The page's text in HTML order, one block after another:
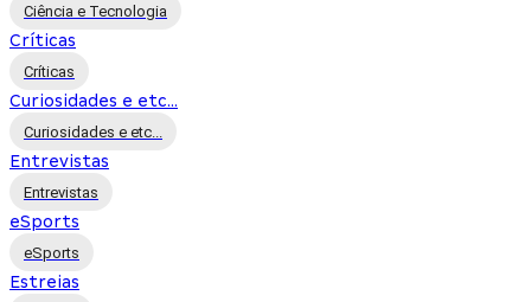
Ciência e Tecnologia
Críticas
Críticas
Curiosidades e etc...
Curiosidades e etc...
Entrevistas
Entrevistas
eSports
eSports
Estreias